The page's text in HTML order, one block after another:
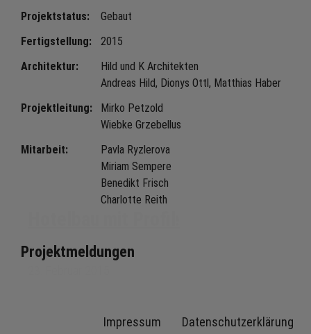
Projektstatus:
Gebaut
Fertigstellung:
2015
Architektur:
Hild und K Architekten
Andreas Hild, Dionys Ottl, Matthias Haber
Projektleitung:
Mirko Petzold
Wiebke Grzebellus
Mitarbeit:
Pavla Ryzlerova
Miriam Sempere
Benedikt Frisch
Charlotte Reith
Projektmeldungen
Fertigstellung
Projektupdate
Impressum Datenschutzerklärung